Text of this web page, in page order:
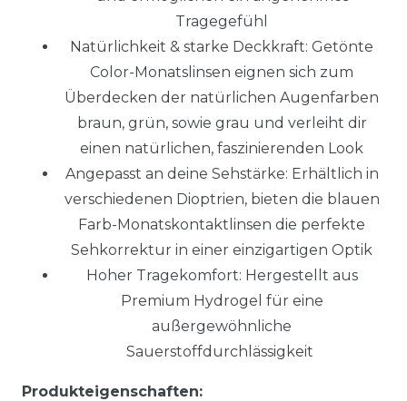
Tragegefühl
Natürlichkeit & starke Deckkraft: Getönte
Color-Monatslinsen eignen sich zum
Überdecken der natürlichen Augenfarben
braun, grün, sowie grau und verleiht dir
einen natürlichen, faszinierenden Look
Angepasst an deine Sehstärke: Erhältlich in
verschiedenen Dioptrien, bieten die blauen
Farb-Monatskontaktlinsen die perfekte
Sehkorrektur in einer einzigartigen Optik
Hoher Tragekomfort: Hergestellt aus
Premium Hydrogel für eine
außergewöhnliche
Sauerstoffdurchlässigkeit
Produkteigenschaften: